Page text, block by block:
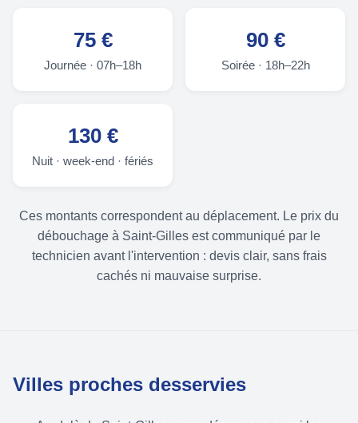
75 €
Journée · 07h–18h
90 €
Soirée · 18h–22h
130 €
Nuit · week-end · fériés
Ces montants correspondent au déplacement. Le prix du
débouchage à Saint-Gilles est communiqué par le
technicien avant l'intervention : devis clair, sans frais
cachés ni mauvaise surprise.
Villes proches desservies